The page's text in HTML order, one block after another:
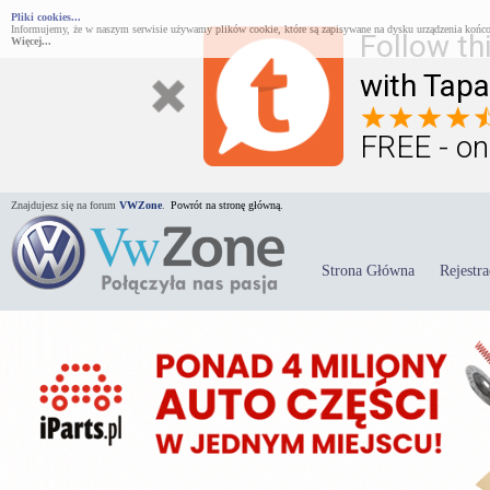
Follow
with
FREE -
Pliki cookies...
Informujemy, że w naszym serwisie używamy plików cookie, które są zapisywane na dysku urządzenia
Więcej...
Znajdujesz się na forum VWZone Powrót na stronę główną.
Strona Główna